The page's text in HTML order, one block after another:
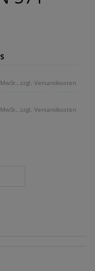
zzgl. Versandkosten
zzgl. Versandkosten